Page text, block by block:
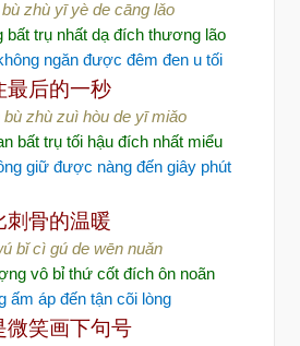
zhù yī yè de cāng lǎo
bất trụ nhất dạ đích thương lão
ngăn được đêm đen u tối
最后的一秒
zhù zuì hòu de yī miǎo
bất trụ tối hậu đích nhất miểu
giữ được nàng đến giây phút
刺骨的温暖
bǐ cì gú de wēn nuǎn
vô bỉ thứ cốt đích ôn noãn
ấm áp đến tận cõi lòng
微笑画下句号